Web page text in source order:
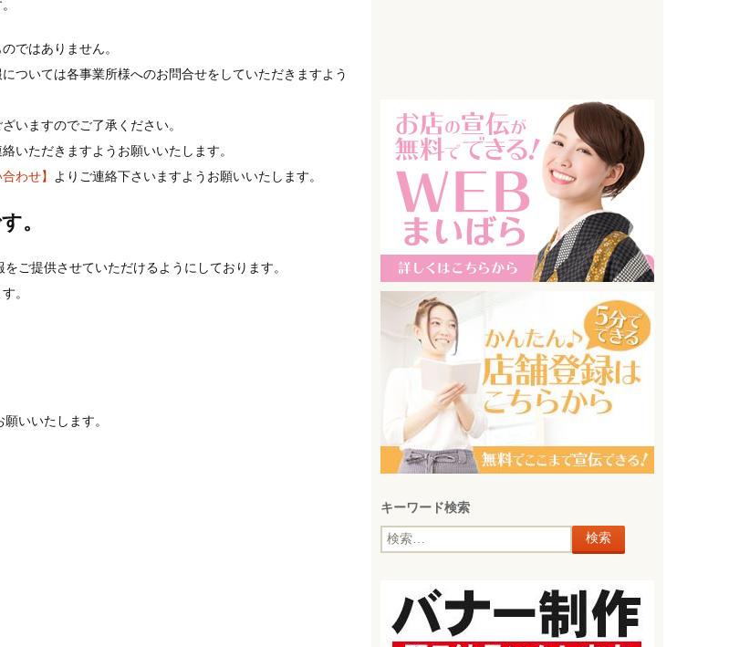
ではありません。
ついては各事業所様へのお問合せをしていただきますよう
いますのでご了承ください。
いただきますようお願いいたします。
わせ】 よりご連絡下さいますようお願いいたします。
。
ご提供させていただけるようにしております。
。
願いいたします。
キーワード検索
検